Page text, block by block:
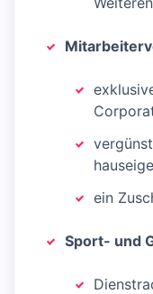
ein
Sport- und